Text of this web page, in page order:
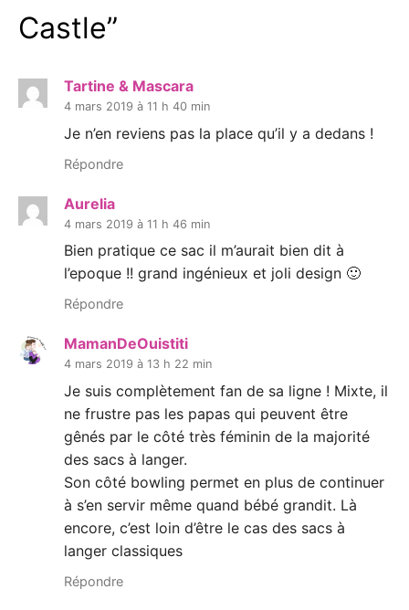
Castle”
Tartine & Mascara
4 mars 2019 à 11 h 40 min
Je n’en reviens pas la place qu’il y a dedans !
Répondre
Aurelia
4 mars 2019 à 11 h 46 min
Bien pratique ce sac il m’aurait bien dit à
l’epoque !! grand ingénieux et joli design 🙂
Répondre
MamanDeOuistiti
4 mars 2019 à 13 h 22 min
Je suis complètement fan de sa ligne ! Mixte, il
ne frustre pas les papas qui peuvent être
gênés par le côté très féminin de la majorité
des sacs à langer.
Son côté bowling permet en plus de continuer
à s’en servir même quand bébé grandit. Là
encore, c’est loin d’être le cas des sacs à
langer classiques
Répondre